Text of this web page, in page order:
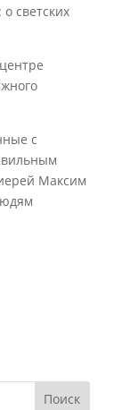
светских
с
Максим
Поиск